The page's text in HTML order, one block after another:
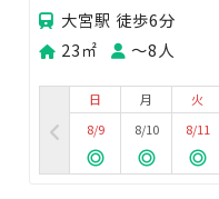
大宮駅 徒歩6分
23㎡
〜8人
日
8/9
月
8/10
火
8/11